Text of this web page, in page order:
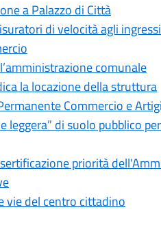
a Palazzo di Città
di velocità agli
comunale
la locazione della struttura
Commercio e
leggera” di suolo pubblico
priorità
vie del centro cittadino